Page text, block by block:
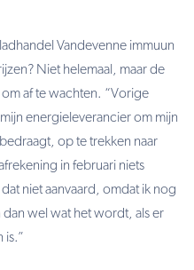
Vandevenne immuun
Niet helemaal, maar de
af te wachten. “Vorige
energieleverancier om mijn
op te trekken naar
in februari niets
niet aanvaard, omdat ik nog
wel wat het wordt, als er
is.”